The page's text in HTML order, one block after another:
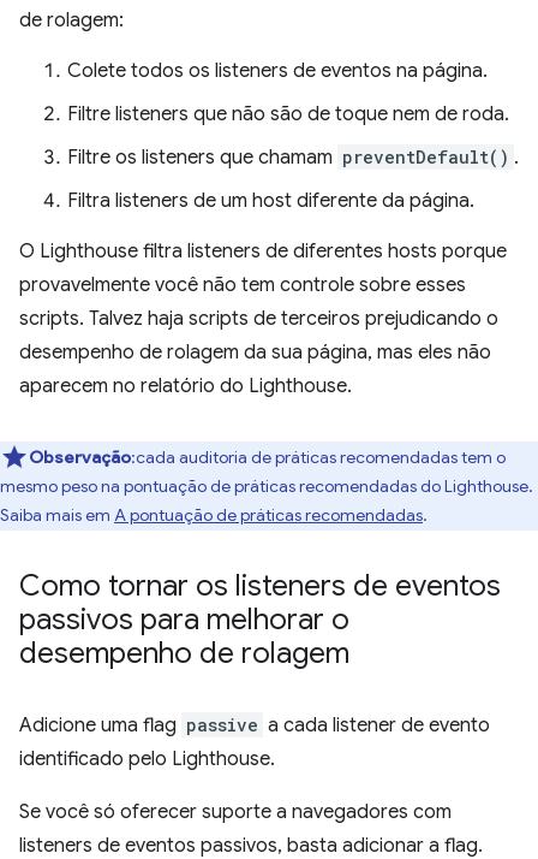
de rolagem:
Colete todos os listeners de eventos na página.
Filtre listeners que não são de toque nem de roda.
Filtre os listeners que chamam preventDefault() .
Filtra listeners de um host diferente da página.
O Lighthouse filtra listeners de diferentes hosts porque
provavelmente você não tem controle sobre esses
scripts. Talvez haja scripts de terceiros prejudicando o
desempenho de rolagem da sua página, mas eles não
aparecem no relatório do Lighthouse.
Observação:cada auditoria de práticas recomendadas tem o
mesmo peso na pontuação de práticas recomendadas do Lighthouse.
Saiba mais em A pontuação de práticas recomendadas.
Como tornar os listeners de eventos
passivos para melhorar o
desempenho de rolagem
Adicione uma flag passive a cada listener de evento
identificado pelo Lighthouse.
Se você só oferecer suporte a navegadores com
listeners de eventos passivos, basta adicionar a flag.